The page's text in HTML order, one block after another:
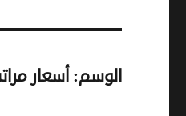
الوسم:أسعار